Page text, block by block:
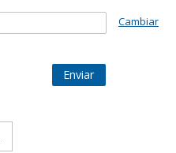
Cambiar
Enviar